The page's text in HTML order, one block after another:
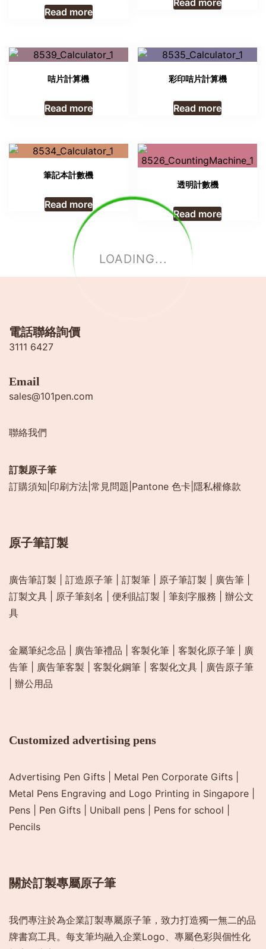
LOADING...
Read more
Read more
咭片計算機
Read more
彩印咭片計算機
Read more
筆記本計數機
Read more
透明計數機
Read more
電話聯絡詢價
3111 6427
Email
sales@101pen.com
聯絡我們
訂製原子筆
訂購須知 印刷方法 常見問題 Pantone 色卡 隱私權條款
原子筆訂製
廣告筆訂製 訂造原子筆 訂製筆 原子筆訂製 廣告筆
訂製文具
原子筆刻名 便利貼訂製 筆刻字服務
辦公文
具
金屬筆紀念品 廣告筆禮品 客製化筆 客製化原子筆
廣
告筆
廣告筆客製 客製化鋼筆 客製化文具
廣告原子筆
辦公用品
Customized advertising pens
Advertising Pen Gifts Metal Pen Corporate Gifts
Metal Pens Engraving and Logo Printing in Singapore
Pens
Pen Gifts Uniball pens Pens for school
Pencils
關於訂製專屬原子筆
我們專注於為企業訂製專屬原子筆，致力打造獨一無二的品
牌書寫工具。每支筆均融入企業Logo、專屬色彩與個性化